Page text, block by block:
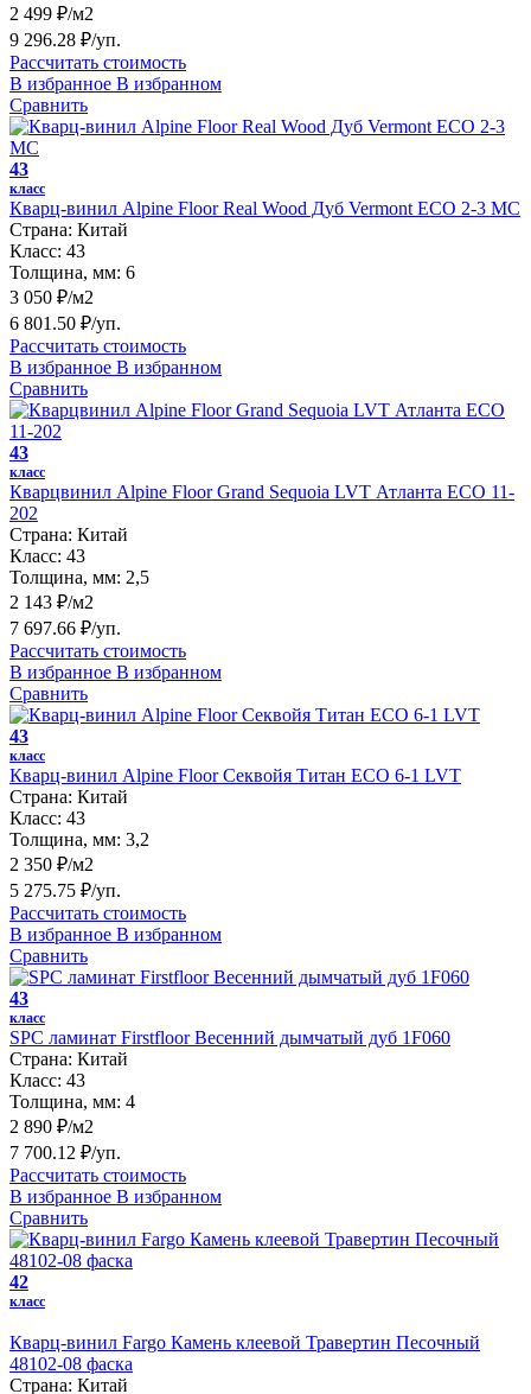
2 499 ₽/м2
9 296.28 ₽/уп.
Рассчитать стоимость
В избранное В избранном
Сравнить
43
класс
Кварц-винил Alpine Floor Real Wood Дуб Vermont ЕСО 2-3 MC
Страна: Китай
Класс: 43
Толщина, мм: 6
3 050 ₽/м2
6 801.50 ₽/уп.
Рассчитать стоимость
В избранное В избранном
Сравнить
43
класс
Кварцвинил Alpine Floor Grand Sequoia LVT Атланта ECO 11-
202
Страна: Китай
Класс: 43
Толщина, мм: 2,5
2 143 ₽/м2
7 697.66 ₽/уп.
Рассчитать стоимость
В избранное В избранном
Сравнить
43
класс
Кварц-винил Alpine Floor Секвойя Титан ЕСО 6-1 LVT
Страна: Китай
Класс: 43
Толщина, мм: 3,2
2 350 ₽/м2
5 275.75 ₽/уп.
Рассчитать стоимость
В избранное В избранном
Сравнить
43
класс
SPC ламинат Firstfloor Весенний дымчатый дуб 1F060
Страна: Китай
Класс: 43
Толщина, мм: 4
2 890 ₽/м2
7 700.12 ₽/уп.
Рассчитать стоимость
В избранное В избранном
Сравнить
42
класс
Кварц-винил Fargo Камень клеевой Травертин Песочный
48102-08 фаска
Страна: Китай